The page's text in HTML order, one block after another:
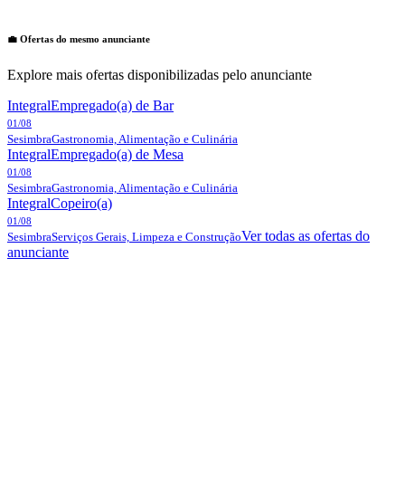
💼 Ofertas do mesmo anunciante
Explore mais ofertas disponibilizadas pelo anunciante
IntegralEmpregado(a) de Bar
01/08
SesimbraGastronomia, Alimentação e Culinária
IntegralEmpregado(a) de Mesa
01/08
SesimbraGastronomia, Alimentação e Culinária
IntegralCopeiro(a)
01/08
SesimbraServiços Gerais, Limpeza e ConstruçãoVer todas as ofertas do
anunciante